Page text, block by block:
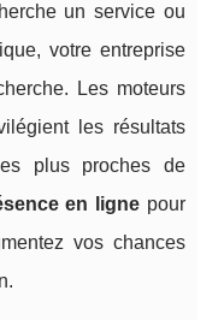
un service ou
votre entreprise
Les moteurs
les résultats
plus proches de
en lignepour
vos chances